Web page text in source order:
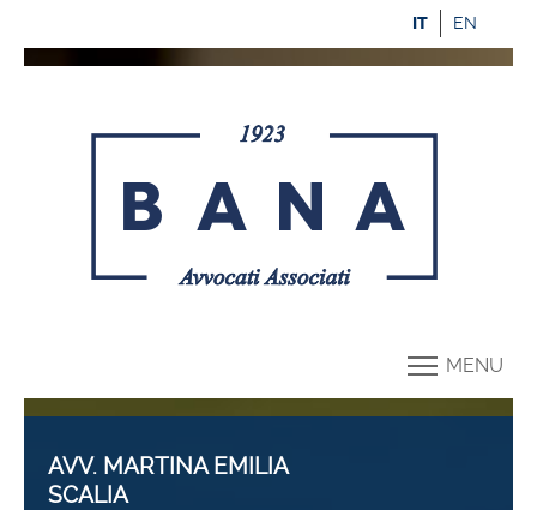
EN
IT
MENU
AVV. MARTINA EMILIA
SCALIA